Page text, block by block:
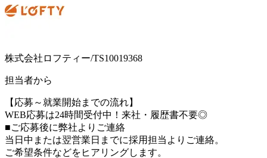
株式会社ロフティー/TS10019368
担当者から
【応募～就業開始までの流れ】
WEB応募は24時間受付中！来社・履歴書不要◎
■ご応募後に弊社よりご連絡
当日中または翌営業日までに採用担当よりご連絡。
ご希望条件などをヒアリングします。